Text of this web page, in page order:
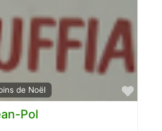
de Noël
Pol